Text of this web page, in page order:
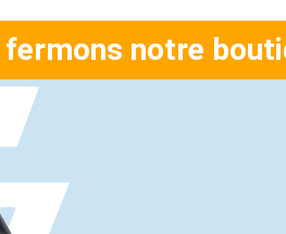
notre